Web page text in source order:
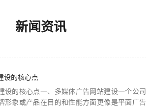
新闻资讯
设的核心点
设的核心点一、多媒体广告网站建设一个公司
形象或产品在目的和性能方面更像是平面广告